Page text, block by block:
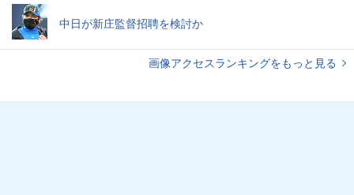
中日が新庄監督招聘を検討か
画像アクセスランキングをもっと見る